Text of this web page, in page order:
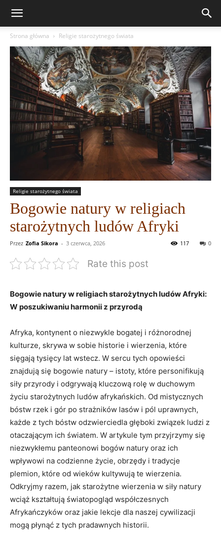
Strona główna Religie starożytnego świata
Religie starożytnego świata
Bogowie natury w religiach
starożytnych ludów Afryki
Przez Zofia Sikora - 3 czerwca, 2026 0
117
Rate this post
Bogowie natury w religiach starożytnych ludów Afryki:
W poszukiwaniu harmonii z przyrodą
Afryka, kontynent o niezwykle bogatej i różnorodnej
kulturze, skrywa w sobie historie i wierzenia, które
sięgają tysięcy lat wstecz. W sercu tych opowieści
znajdują się bogowie natury – istoty, które personifikują
siły przyrody i odgrywają kluczową rolę w duchowym
życiu starożytnych ludów afrykańskich. Od mistycznych
bóstw rzek i gór po strażników lasów i pól uprawnych,
każde z tych bóstw odzwierciedla głęboki związek ludzi z
otaczającym ich światem. W artykule tym przyjrzymy się
niezwykłemu panteonowi bogów natury oraz ich
wpływowi na codzienne życie, obrzędy i tradycje
plemion, które od wieków kultywują te wierzenia.
Odkryjmy razem, jak starożytne wierzenia w siły natury
wciąż kształtują światopogląd współczesnych
Afrykańczyków oraz jakie lekcje dla naszej cywilizacji
mogą płynąć z tych pradawnych historii.